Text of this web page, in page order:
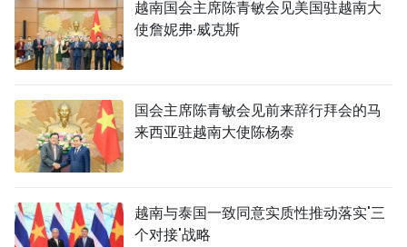
越南国会主席陈青敏会见美国驻越南大
使詹妮弗·威克斯
国会主席陈青敏会见前来辞行拜会的马
来西亚驻越南大使陈杨泰
越南与泰国一致同意实质性推动落实'三
个对接'战略